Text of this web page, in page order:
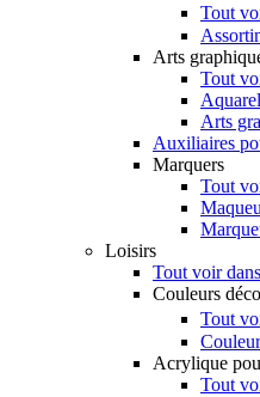
Tout
Arts
Tout
Arts
Auxiliaires
Marquers
Tout
Loisirs
Tout voir
Couleurs
Tout
Acrylique
Tout